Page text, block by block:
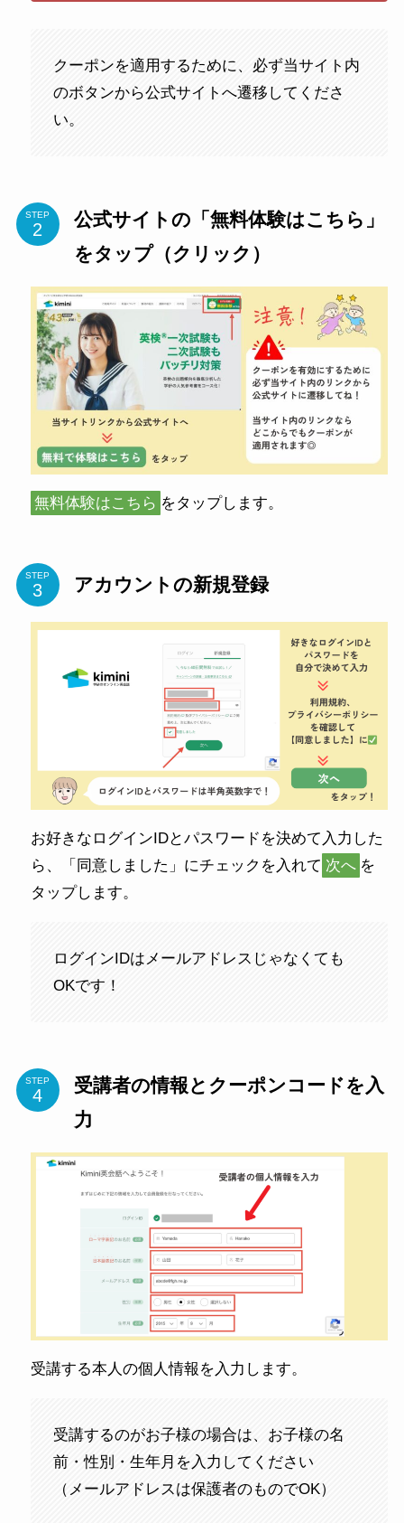
クーポンを適用するために、必ず当サイト内
のボタンから公式サイトへ遷移してくださ
い。
STEP
公式サイトの「無料体験はこちら」
をタップ（クリック）
無料体験はこちら をタップします。
STEP アカウントの新規登録
お好きなログインIDとパスワードを決めて入力した
ら、「同意しました」にチェックを入れて 次へ を
タップします。
ログインIDはメールアドレスじゃなくても
OKです！
STEP
受講者の情報とクーポンコードを入
力
受講する本人の個人情報を入力します。
受講するのがお子様の場合は、お子様の名
前・性別・生年月を入力してください
（メールアドレスは保護者のものでOK）